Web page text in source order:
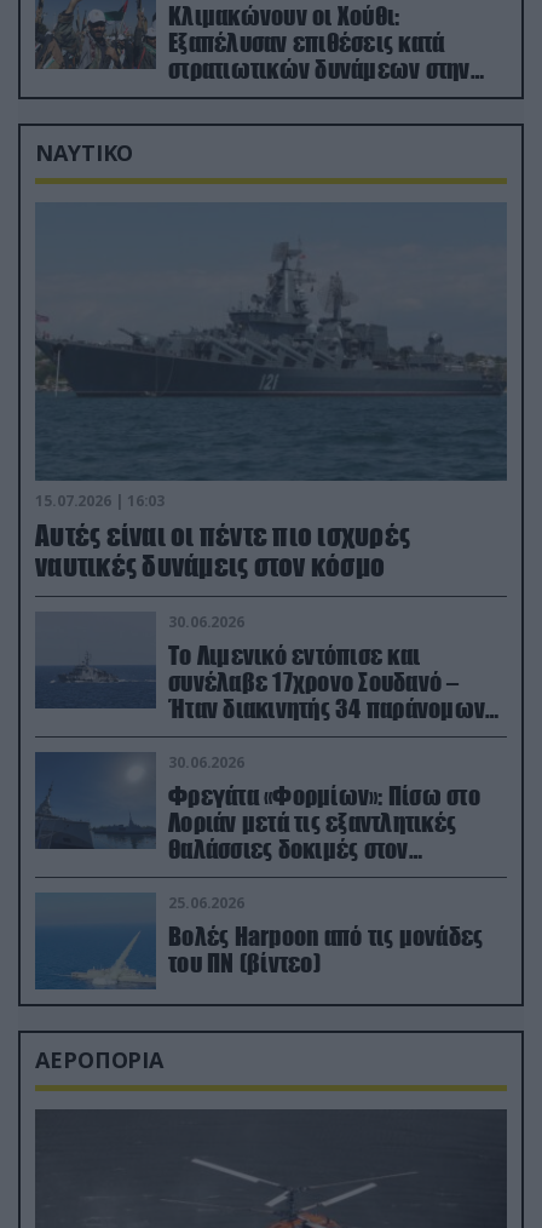
Κλιμακώνουν οι Χούθι:
Eξαπέλυσαν επιθέσεις κατά
στρατιωτικών δυνάμεων στην
Υεμένη – Πλήγματα & στη
Σαουδική Αραβία!
ΝΑΥΤΙΚΟ
15.07.2026 | 16:03
Aυτές είναι οι πέντε πιο ισχυρές
ναυτικές δυνάμεις στον κόσμο
30.06.2026
Το Λιμενικό εντόπισε και
συνέλαβε 17χρονο Σουδανό –
Ήταν διακινητής 34 παράνομων
μεταναστών
30.06.2026
Φρεγάτα «Φορμίων»: Πίσω στο
Λοριάν μετά τις εξαντλητικές
θαλάσσιες δοκιμές στον
απαιτητικό Βισκαϊκό
25.06.2026
Βολές Harpoon από τις μονάδες
του ΠΝ (βίντεο)
ΑΕΡΟΠΟΡΙΑ